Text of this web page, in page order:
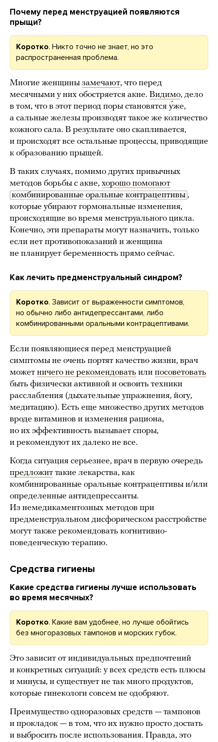
Почему перед менструацией появляются
прыщи?
Коротко. Никто точно не знает, но это
распространенная проблема.
Многие женщины замечают, что перед
месячными у них обостряется акне. Видимо, дело
в том, что в этот период поры становятся у́же,
а сальные железы производят такое же количество
кожного сала. В результате оно скапливается,
и происходят все остальные процессы, приводящие
к образованию прыщей.
В таких случаях, помимо других привычных
методов борьбы с акне, хорошо помогают
комбинированные оральные контрацептивы ,
которые убирают гормональные изменения,
происходящие во время менструального цикла.
Конечно, эти препараты могут назначить, только
если нет противопоказаний и женщина
не планирует беременность прямо сейчас.
Как лечить предменструальный синдром?
Коротко. Зависит от выраженности симптомов,
но обычно либо антидепрессантами, либо
комбинированными оральными контрацептивами.
Если появляющиеся перед менструацией
симптомы не очень портят качество жизни, врач
может ничего не рекомендовать или посоветовать
быть физически активной и освоить техники
расслабления (дыхательные упражнения, йогу,
медитацию). Есть еще множество других методов
вроде витаминов и изменения рациона,
но их эффективность вызывает споры,
и рекомендуют их далеко не все.
Когда ситуация серьезнее, врач в первую очередь
предложит такие лекарства, как
комбинированные оральные контрацептивы и/или
определенные антидепрессанты.
Из немедикаментозных методов при
предменструальном дисфорическом расстройстве
могут также рекомендовать когнитивно-
поведенческую терапию.
Средства гигиены
Какие средства гигиены лучше использовать
во время месячных?
Коротко. Какие вам удобнее, но лучше обойтись
без многоразовых тампонов и морских губок.
Это зависит от индивидуальных предпочтений
и конкретных ситуаций: у всех средств есть плюсы
и минусы, и существует не так много продуктов,
которые гинекологи совсем не одобряют.
Преимущество одноразовых средств — тампонов
и прокладок — в том, что их нужно просто достать
и выбросить после использования. Правда, это